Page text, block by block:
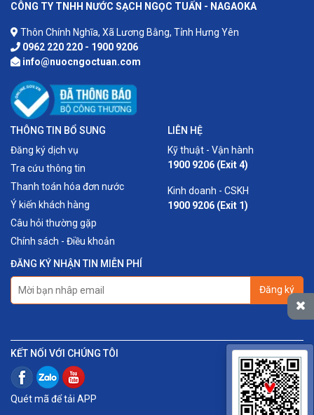
CÔNG TY TNHH NƯỚC SẠCH NGỌC TUẤN - NAGAOKA
Thôn Chính Nghĩa, Xã Lương Bằng, Tỉnh Hưng Yên
0962 220 220 - 1900 9206
info@nuocngoctuan.com
THÔNG TIN BỔ SUNG
Đăng ký dịch vụ
Tra cứu thông tin
Thanh toán hóa đơn nước
Ý kiến khách hàng
Câu hỏi thường gặp
Chính sách - Điều khoản
LIÊN HỆ
Kỹ thuật - Vận hành
1900 9206 (Exit 4)
Kinh doanh - CSKH
1900 9206 (Exit 1)
ĐĂNG KÝ NHẬN TIN MIỄN PHÍ
Đăng ký
KẾT NỐI VỚI CHÚNG TÔI
Quét mã để tải APP